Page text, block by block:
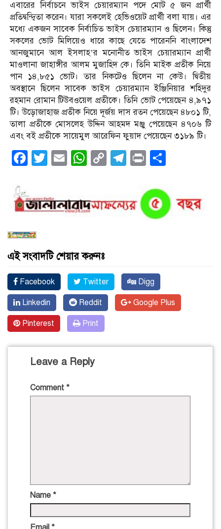
এবারের নির্বাচনে ভাইস চেয়ারম্যান পদে মোট ৫ জন প্রার্থী
প্রতিদ্বন্দ্বিতা করেন। যারা সকলেই হেভিওয়েট প্রার্থী বলা যায়। এর
মধ্যে একজন সাবেক নির্বাচিত ভাইস চেয়ারম্যান ও ছিলেন। কিন্তু
সকলের ভোট মিলিয়েও ধারে কাছে যেতে পারেননি বাংলাদেশ
আনজুমানে আল ইসলাহ’র মনোনীত ভাইস চেয়ারম্যান প্রার্থী
মাওলানা জাহাঙ্গীর আলম মুজাহিদ কে। তিনি মাইক প্রতীক নিয়ে
পান ১৪,৮৫১ ভোট। তার নিকটেও ছিলেন না কেউ। দ্বিতীয়
অবস্থানে ছিলেন সাবেক ভাইস চেয়ারম্যান ইঞ্জিনিয়ার শহিদুর
রহমান রোমান টিউবওয়েল প্রতীকে। তিনি ভোট পেয়েছেন ৪,৯৭১
টি। উড়োজাহাজ প্রতীক নিয়ে দূর্জয় দাস রতন পেয়েছেন ৪৮০১ টি,
তালা প্রতীকে মোসলেহ উদ্দিন আহমদ মঞ্জু পেয়েছেন ৪৭০৬ টি
এবং বই প্রতীকে সায়েমুল আরেফিন ফুয়াদ পেয়েছেন ৩১৮৯ টি।
Facebook
Twitter
EmailWhatsApp
CopyTelegram
Print
এই সংবাদটি শেয়ার করুনঃ
Facebook Twitter Digg
Linkedin Reddit Google Plus
Pinterest Print
Leave a Reply
Comment *
Name *